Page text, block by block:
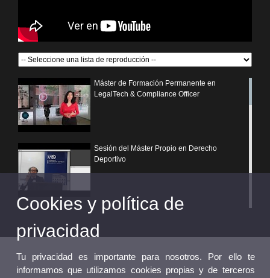
Máster de Formación Permanente en
LegalTech & Compliance Officer
Sesión del Máster Propio en Derecho
Deportivo
¿Por qué elegir un postgrado propio de la
Universitat de València?
Cookies y política de
privacidad
Tu privacidad es importante para nosotros. Por ello te
informamos que utilizamos cookies propias y de terceros